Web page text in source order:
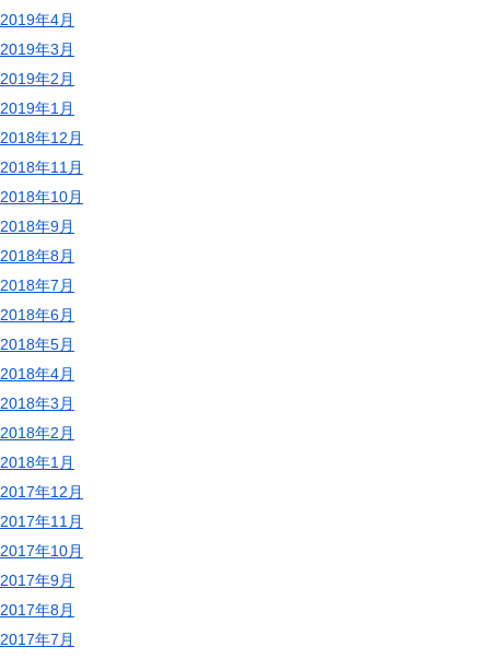
2019年4月
2019年3月
2019年2月
2019年1月
2018年12月
2018年11月
2018年10月
2018年9月
2018年8月
2018年7月
2018年6月
2018年5月
2018年4月
2018年3月
2018年2月
2018年1月
2017年12月
2017年11月
2017年10月
2017年9月
2017年8月
2017年7月